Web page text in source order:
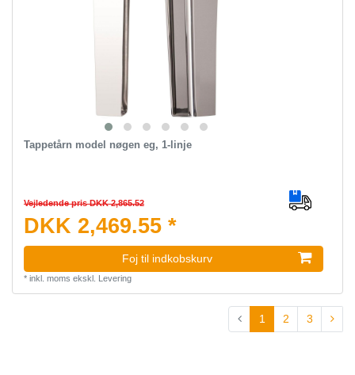
Tappetårn model nøgen eg, 1-linje
Vejledende pris DKK 2,865.52
DKK 2,469.55 *
Foj til indkobskurv
* inkl. moms ekskl. Levering
1 2 3